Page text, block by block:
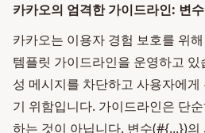
카카오의 엄격한 가이드라인: 변
카카오는 이용자 경험 보호를 위
템플릿 가이드라인을 운영하고
성 메시지를 차단하고 사용자에
기 위함입니다. 가이드라인은 단
하는 것이 아닙니다. 변수(#{...})